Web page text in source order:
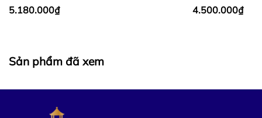
5.180.000₫ 4.500.000₫
Sản phẩm đã xem